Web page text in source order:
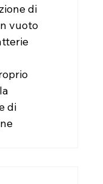
di
vuoto
di